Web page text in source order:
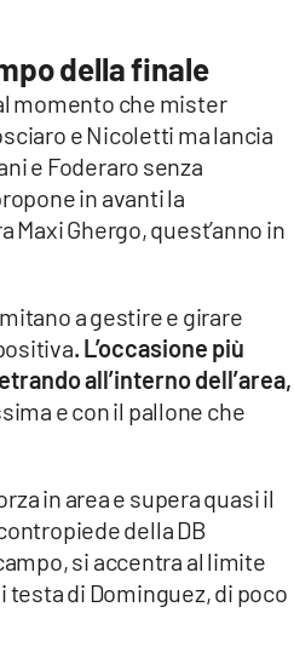
della finale
momento che mister
e Nicoletti ma lancia
e Foderaro senza
in avanti la
Ghergo, quest’anno in
a gestire e girare
. L’occasione più
all’interno dell’area,
e con il pallone che
in area e supera quasi il
della DB
si accentra al limite
testa di Dominguez, di poco